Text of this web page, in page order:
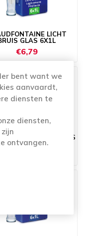
LICHT
GLAS 6X1L
€6,79
PLAT GLAS
20X50CL
bent want we
aanvaardt,
diensten te
diensten,
ontvangen.